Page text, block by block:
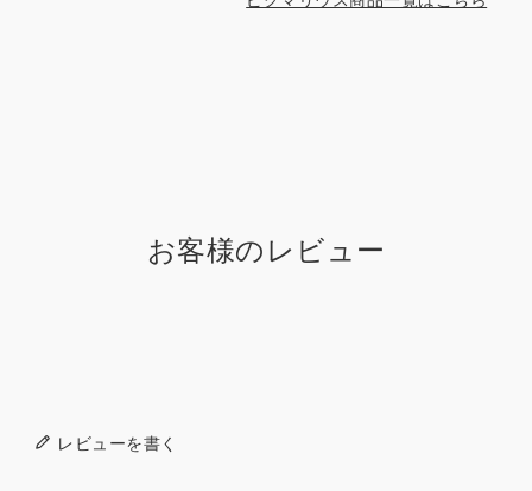
お客様のレビュー
レビューを書く